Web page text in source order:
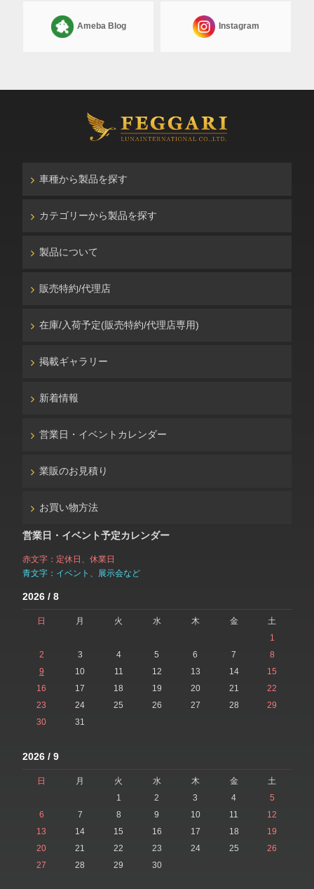
Ameba Blog Instagram
車種から製品を探す
カテゴリーから製品を探す
製品について
販売特約/代理店
在庫/入荷予定(販売特約/代理店専用)
掲載ギャラリー
新着情報
営業日・イベントカレンダー
業販のお見積り
お買い物方法
営業日・イベント予定カレンダー
赤文字：定休日、休業日
青文字：イベント、展示会など
2026 / 8
日 月 火 水 木 金
土
1
2
3 4 5 6 7
8
9
10 11 12 13 14
15
16
17 18 19 20 21
22
23
24 25 26 27 28
29
30
31
2026 / 9
日 月 火 水 木 金
土
1
2 3 4
5
6
7 8 9 10 11
12
13
14 15 16 17 18
19
20
21 22 23 24 25
26
27
28 29 30